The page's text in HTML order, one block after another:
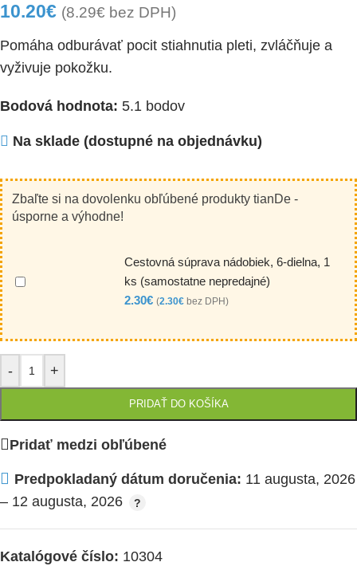
10.20€ (8.29€ bez DPH)
Pomáha odburávať pocit stiahnutia pleti, zvláčňuje a
vyživuje pokožku.
Bodová hodnota: 5.1 bodov
Na sklade (dostupné na objednávku)
Zbaľte si na dovolenku obľúbené produkty tianDe -
úsporne a výhodne!
Cestovná súprava nádobiek, 6-dielna, 1
ks (samostatne nepredajné)
2.30€ (2.30€ bez DPH)
- +
PRIDAŤ DO KOŠÍKA
Pridať medzi obľúbené
Predpokladaný dátum doručenia: 11 augusta, 2026
– 12 augusta, 2026
Katalógové číslo: 10304